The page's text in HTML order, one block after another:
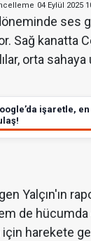
04 Eylül 2025
ses
Sağ kanatta
orta
işaretle, en
Yalçın'ın
de
harekete